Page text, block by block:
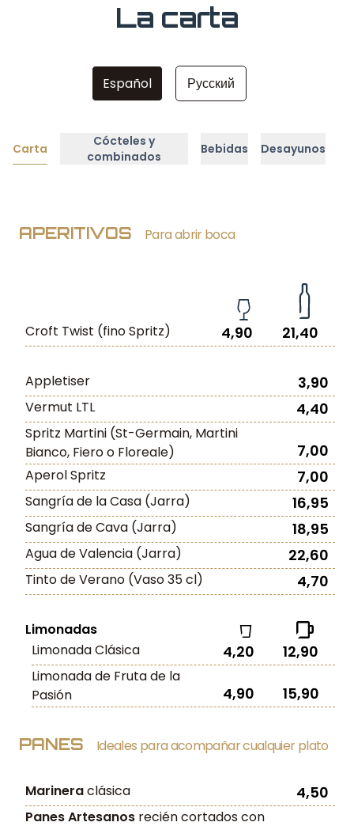
La carta
Español Русский
Carta
Cócteles y
combinados
Bebidas Desayunos
APERITIVOS Para abrir boca
Croft Twist (fino Spritz) 4,90 21,40
Appletiser 3,90
Vermut LTL 4,40
Spritz Martini (St-Germain, Martini
Bianco, Fiero o Floreale)
7,00
Aperol Spritz 7,00
Sangría de la Casa (Jarra) 16,95
Sangría de Cava (Jarra) 18,95
Agua de Valencia (Jarra) 22,60
Tinto de Verano (Vaso 35 cl) 4,70
Limonadas
Limonada Clásica
4,20 12,90
Limonada de Fruta de la
Pasión
4,90 15,90
PANES Ideales para acompañar cualquier plato
Marineraclásica 4,50
Panes Artesanos recién cortados con